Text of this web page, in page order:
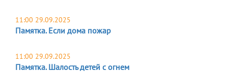
11:00 29.09.2025
Памятка. Если дома пожар
11:00 29.09.2025
Памятка. Шалость детей с огнем